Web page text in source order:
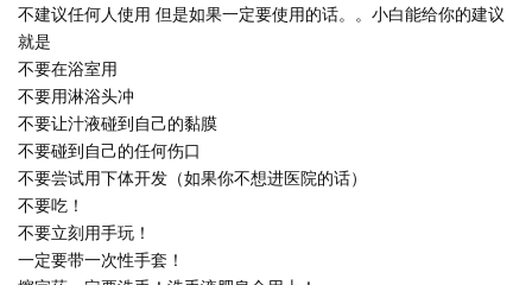
不建议任何人使用 但是如果一定要使用的话。。小白能给你的建议
就是
不要在浴室用
不要用淋浴头冲
不要让汁液碰到自己的黏膜
不要碰到自己的任何伤口
不要尝试用下体开发（如果你不想进医院的话）
不要吃！
不要立刻用手玩！
一定要带一次性手套！